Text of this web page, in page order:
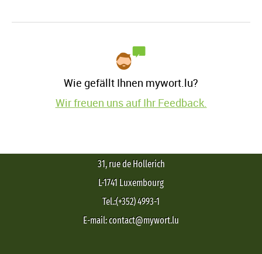
Wie gefällt Ihnen mywort.lu?
Wir freuen uns auf Ihr Feedback.
31, rue de Hollerich
L-1741 Luxembourg
Tel.:(+352) 4993-1
E-mail: contact@mywort.lu